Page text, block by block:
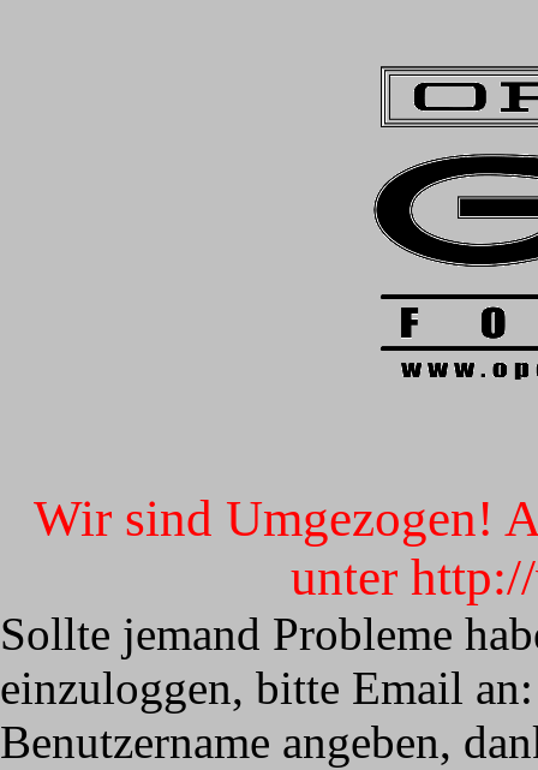
Wir sind Umgezogen!
unter
Sollte jemand Probleme
einzuloggen, bitte Email
Benutzername angeben,